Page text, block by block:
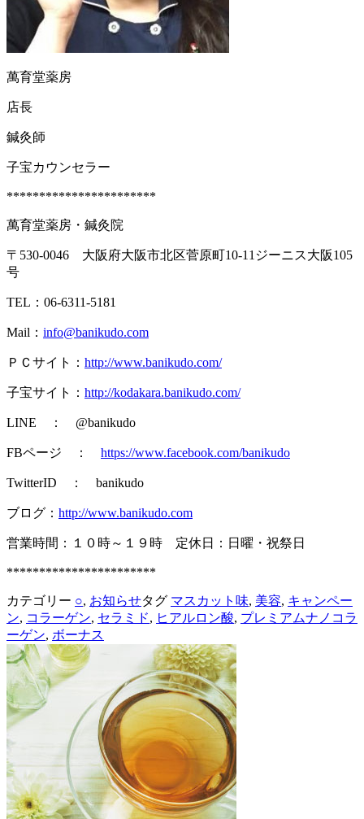
萬育堂薬房
店長
鍼灸師
子宝カウンセラー
***********************
萬育堂薬房・鍼灸院
〒530-0046 大阪府大阪市北区菅原町10-11ジーニス大阪105
号
TEL：06-6311-5181
Mail： info@banikudo.com
ＰＣサイト： http://www.banikudo.com/
子宝サイト： http://kodakara.banikudo.com/
LINE ： @banikudo
FBページ ： https://www.facebook.com/banikudo
TwitterID ： banikudo
ブログ： http://www.banikudo.com
営業時間：１０時～１９時 定休日：日曜・祝祭日
***********************
カテゴリー ○, お知らせタグ マスカット味, 美容, キャンペー
ン, コラーゲン, セラミド, ヒアルロン酸, プレミアムナノコラ
ーゲン, ボーナス